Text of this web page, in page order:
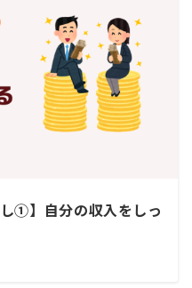
①】自分の収入をしっ